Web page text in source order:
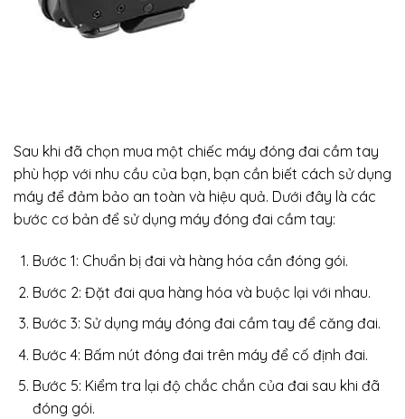
Sau khi đã chọn mua một chiếc máy đóng đai cầm tay
phù hợp với nhu cầu của bạn, bạn cần biết cách sử dụng
máy để đảm bảo an toàn và hiệu quả. Dưới đây là các
bước cơ bản để sử dụng máy đóng đai cầm tay:
Bước 1: Chuẩn bị đai và hàng hóa cần đóng gói.
Bước 2: Đặt đai qua hàng hóa và buộc lại với nhau.
Bước 3: Sử dụng máy đóng đai cầm tay để căng đai.
Bước 4: Bấm nút đóng đai trên máy để cố định đai.
Bước 5: Kiểm tra lại độ chắc chắn của đai sau khi đã
đóng gói.